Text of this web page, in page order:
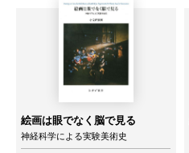
絵画は眼でなく脳で見る
神経科学による実験美術史